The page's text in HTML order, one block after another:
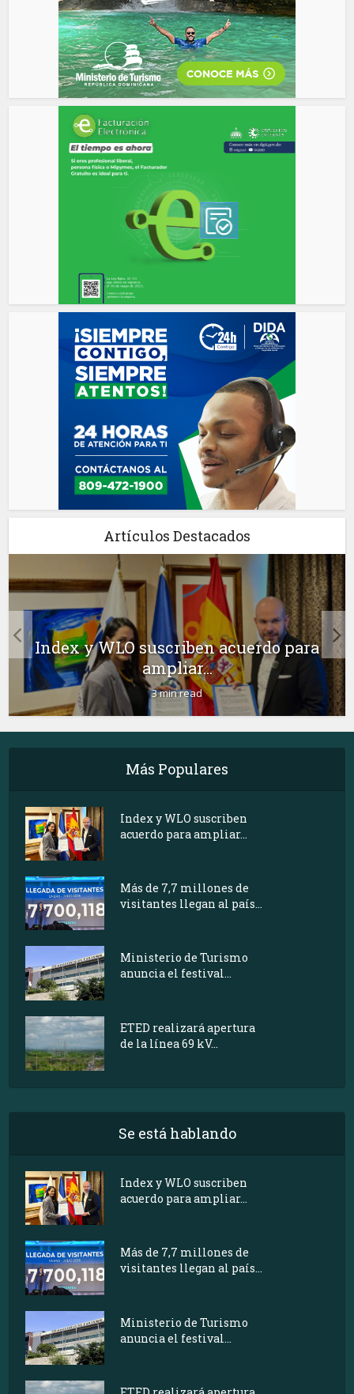
Artículos Destacados
Index y WLO suscriben acuerdo para
ampliar...
3 min read
Más Populares
Index y WLO suscriben
acuerdo para ampliar...
Más de 7,7 millones de
visitantes llegan al país...
Ministerio de Turismo
anuncia el festival...
ETED realizará apertura
de la línea 69 kV...
Se está hablando
Index y WLO suscriben
acuerdo para ampliar...
Más de 7,7 millones de
visitantes llegan al país...
Ministerio de Turismo
anuncia el festival...